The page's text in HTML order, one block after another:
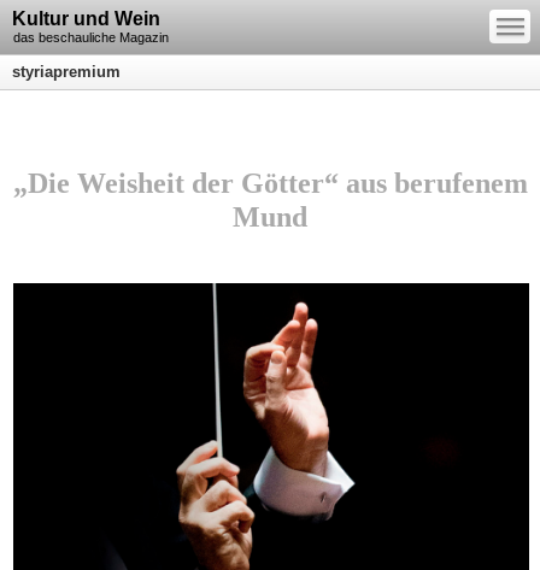
Kultur und Wein
das beschauliche Magazin
—
—
—
styriapremium
„Die Weisheit der Götter“ aus berufenem
Mund